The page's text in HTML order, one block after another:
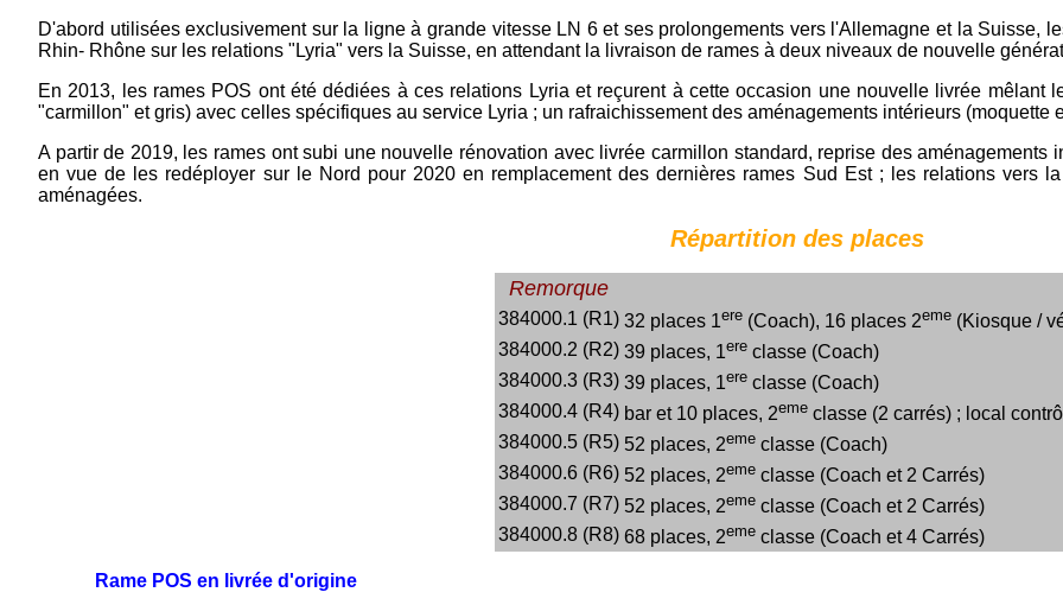
D'abord utilisées exclusivement sur la ligne à grande vitesse LN 6 et ses prolongements vers l'Allemagne et la Suisse,
Rhin- Rhône sur les relations "Lyria" vers la Suisse, en attendant la livraison de rames à deux niveaux de nouvelle
En 2013, les rames POS ont été dédiées à ces relations Lyria et reçurent à cette occasion une nouvelle livrée
"carmillon" et gris) avec celles spécifiques au service Lyria ; un rafraichissement des aménagements intérieurs (moquette
A partir de 2019, les rames ont subi une nouvelle rénovation avec livrée carmillon standard, reprise des
en vue de les redéployer sur le Nord pour 2020 en remplacement des dernières rames Sud Est ; les relations vers
aménagées.
Répartition des places
Remorque
384000.1 (R1) 32 places 1ere(Coach), 16 places 2eme(Kiosque /
384000.2 (R2) 39 places, 1ereclasse (Coach)
384000.3 (R3) 39 places, 1ereclasse (Coach)
384000.4 (R4) bar et 10 places, 2emeclasse (2 carrés) ; local
384000.5 (R5) 52 places, 2emeclasse (Coach)
384000.6 (R6) 52 places, 2emeclasse (Coach et 2 Carrés)
384000.7 (R7) 52 places, 2emeclasse (Coach et 2 Carrés)
384000.8 (R8) 68 places, 2emeclasse (Coach et 4 Carrés)
Rame POS en livrée d'origine